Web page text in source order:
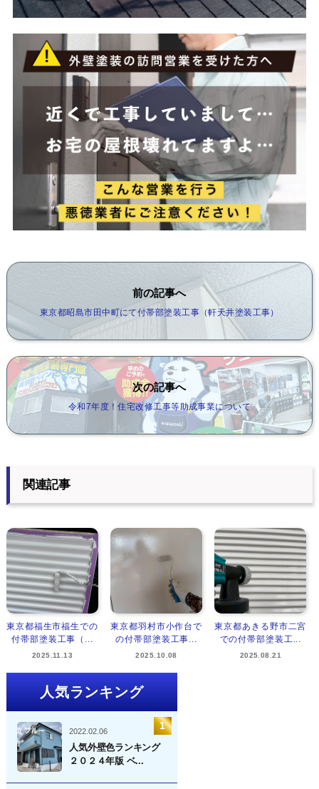
前の記事へ
東京都昭島市田中町にて付帯部塗装工事（軒天井塗装工事）
次の記事へ
令和7年度！住宅改修工事等助成事業について
関連記事
東京都福生市福生での
付帯部塗装工事（...
2025.11.13
東京都羽村市小作台で
の付帯部塗装工事...
2025.10.08
東京都あきる野市二宮
での付帯部塗装工...
2025.08.21
人気ランキング
2022.02.06
人気外壁色ランキング
２０２４年版 ベ...